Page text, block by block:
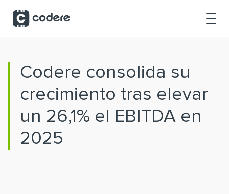
Codere consolida su
crecimiento tras elevar
un 26,1% el EBITDA en
2025